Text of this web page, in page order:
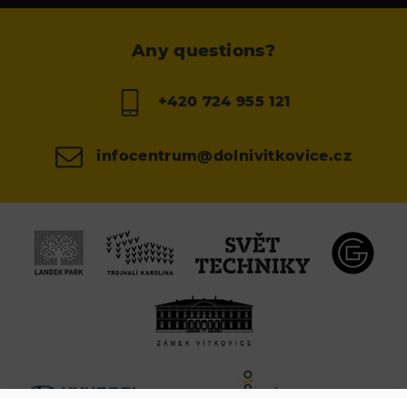
Any questions?
+420 724 955 121
infocentrum@dolnivitkovice.cz